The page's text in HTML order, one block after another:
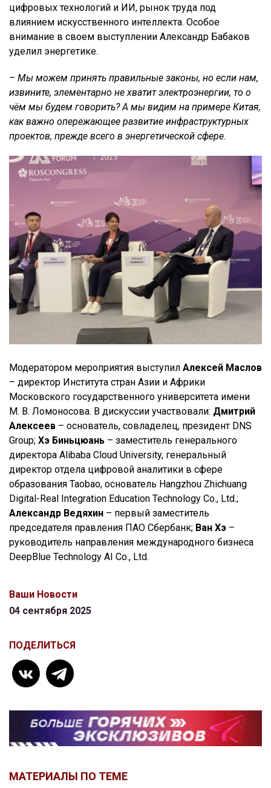
цифровых технологий и ИИ, рынок труда под
влиянием искусственного интеллекта. Особое
внимание в своем выступлении Александр Бабаков
уделил энергетике.
– Мы можем принять правильные законы, но если нам,
извините, элементарно не хватит электроэнергии, то о
чём мы будем говорить? А мы видим на примере Китая,
как важно опережающее развитие инфраструктурных
проектов, прежде всего в энергетической сфере.
Модератором мероприятия выступил Алексей Маслов
– директор Института стран Азии и Африки
Московского государственного университета имени
М. В. Ломоносова. В дискуссии участвовали: Дмитрий
Алексеев – основатель, совладелец, президент DNS
Group; Хэ Биньцюань – заместитель генерального
директора Alibaba Cloud University, генеральный
директор отдела цифровой аналитики в сфере
образования Taobao, основатель Hangzhou Zhichuang
Digital-Real Integration Education Technology Co., Ltd.;
Александр Ведяхин – первый заместитель
председателя правления ПАО Сбербанк; Ван Хэ –
руководитель направления международного бизнеса
DeepBlue Technology AI Co., Ltd.
Ваши Новости
04 сентября 2025
ПОДЕЛИТЬСЯ
МАТЕРИАЛЫ ПО ТЕМЕ